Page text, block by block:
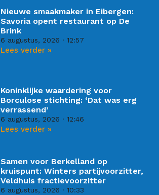
Nieuwe smaakmaker in Eibergen:
Savoria opent restaurant op De
Brink
6 augustus, 2026 12:57
Lees verder »
Koninklijke waardering voor
Borculose stichting: ‘Dat was erg
verrassend’
6 augustus, 2026 12:46
Lees verder »
Samen voor Berkelland op
kruispunt: Winters partijvoorzitter,
Veldhuis fractievoorzitter
6 augustus, 2026 10:33